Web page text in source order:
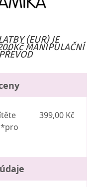
(EUR) JE
MANIPULAČNÍ
*pro
399,00 Kč